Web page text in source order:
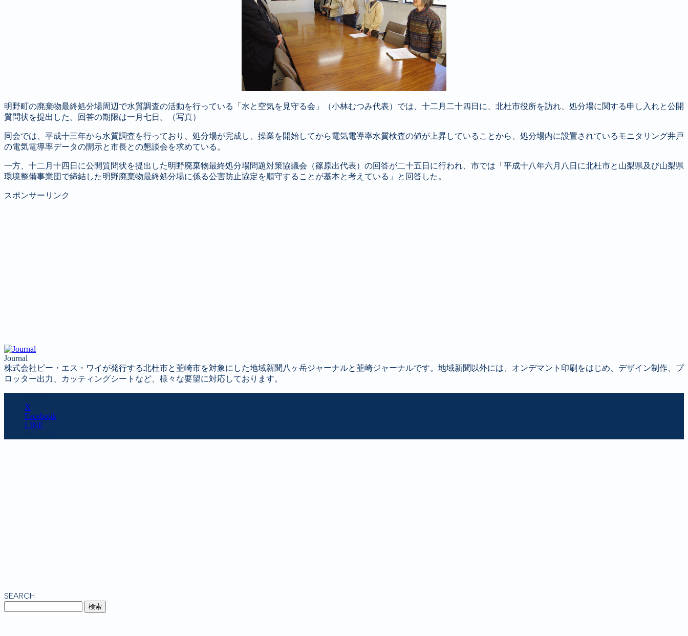
明野町の廃棄物最終処分場周辺で水質調査の活動を行っている「水と空気を見守る会」（小林むつみ代表）では、十二月二十四日に、北杜市役所を訪れ、処分場に関する申し入れと公開
質問状を提出した。回答の期限は一月七日。（写真）
同会では、平成十三年から水質調査を行っており、処分場が完成し、操業を開始してから電気電導率水質検査の値が上昇していることから、処分場内に設置されているモニタリング井戸
の電気電導率データの開示と市長との懇談会を求めている。
一方、十二月十四日に公開質問状を提出した明野廃棄物最終処分場問題対策協議会（篠原出代表）の回答が二十五日に行われ、市では「平成十八年六月八日に北杜市と山梨県及び山梨県
環境整備事業団で締結した明野廃棄物最終処分場に係る公害防止協定を順守することが基本と考えている」と回答した。
スポンサーリンク
Journal
株式会社ピー・エス・ワイが発行する北杜市と韮崎市を対象にした地域新聞八ヶ岳ジャーナルと韮崎ジャーナルです。地域新聞以外には、オンデマント印刷をはじめ、デザイン制作、プ
ロッター出力、カッティングシートなど、様々な要望に対応しております。
X
Facebook
LINE
SEARCH